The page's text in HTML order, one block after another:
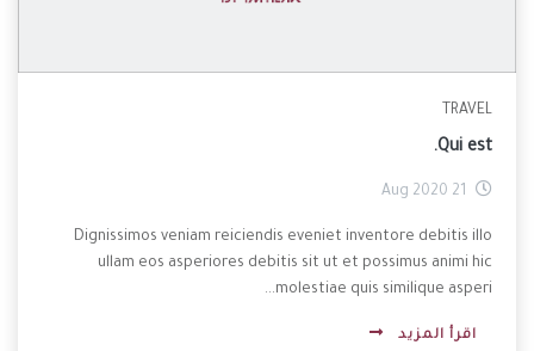
TRAVEL
Qui est.
21 Aug 2020
Dignissimos veniam reiciendis eveniet inventore debitis illo
ullam eos asperiores debitis sit ut et possimus animi hic
molestiae quis similique asperi...
اقرأ المزيد